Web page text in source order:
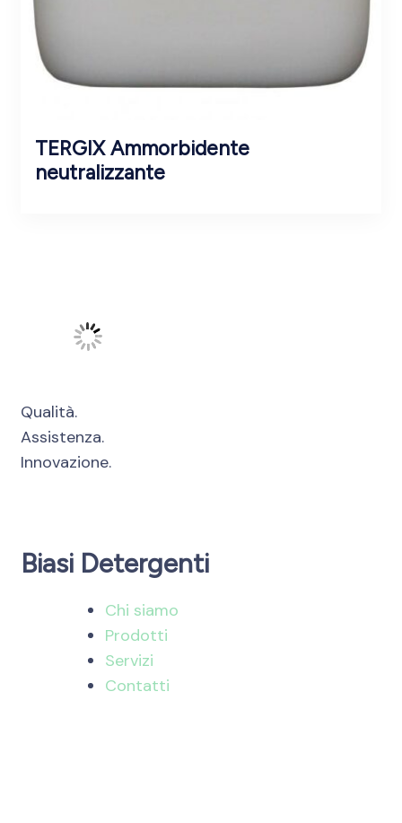
TERGIX Ammorbidente
neutralizzante
Qualità.
Assistenza.
Innovazione.
Biasi Detergenti
Chi siamo
Prodotti
Servizi
Contatti